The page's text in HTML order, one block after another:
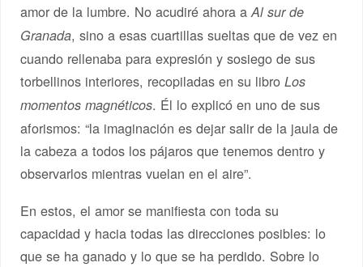
amor de la lumbre. No acudiré ahora aAl sur de
Granada, sino a esas cuartillas sueltas que de vez en
cuando rellenaba para expresión y sosiego de sus
torbellinos interiores, recopiladas en su libroLos
momentos magnéticos. Él lo explicó en uno de sus
aforismos: “la imaginación es dejar salir de la jaula de
la cabeza a todos los pájaros que tenemos dentro y
observarlos mientras vuelan en el aire”.
En estos, el amor se manifiesta con toda su
capacidad y hacia todas las direcciones posibles: lo
que se ha ganado y lo que se ha perdido. Sobre lo